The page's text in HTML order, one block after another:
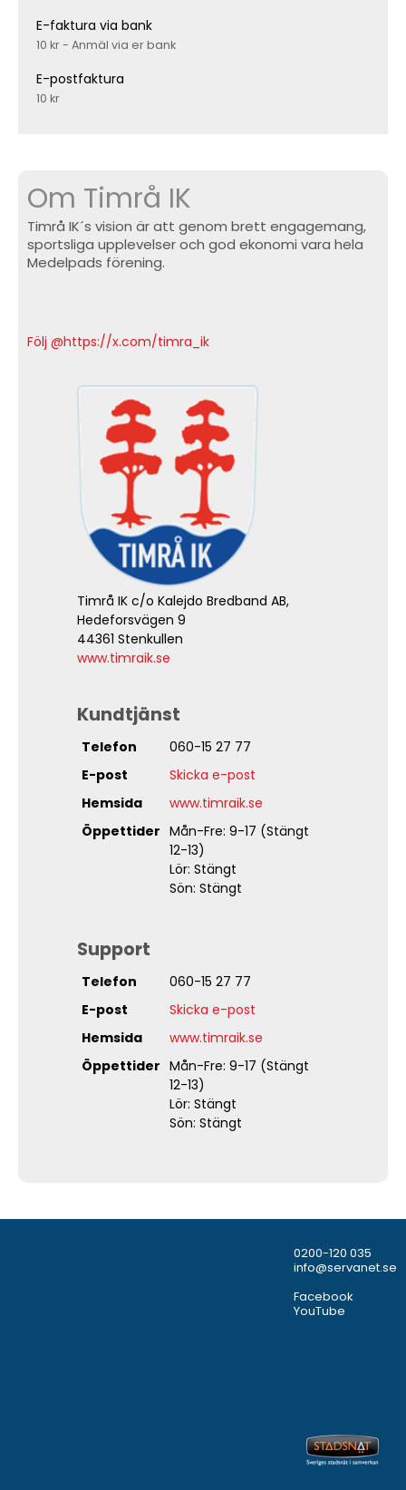
E-faktura via bank
10 kr - Anmäl via er bank
E-postfaktura
10 kr
Om Timrå IK
Timrå IK´s vision är att genom brett engagemang,
sportsliga upplevelser och god ekonomi vara hela
Medelpads förening.
Följ @https://x.com/timra_ik
Timrå IK c/o Kalejdo Bredband AB,
Hedeforsvägen 9
44361 Stenkullen
www.timraik.se
Kundtjänst
Telefon
060-15 27 77
E-post
Skicka e-post
Hemsida
www.timraik.se
Öppettider Mån-Fre: 9-17 (Stängt
12-13)
Lör: Stängt
Sön: Stängt
Support
Telefon
060-15 27 77
E-post
Skicka e-post
Hemsida
www.timraik.se
Öppettider Mån-Fre: 9-17 (Stängt
12-13)
Lör: Stängt
Sön: Stängt
0200-120 035
info@servanet.se
Facebook
YouTube